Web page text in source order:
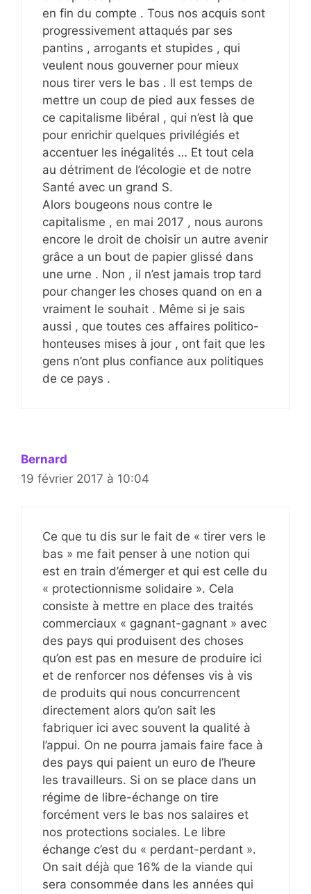
en fin du compte . Tous nos acquis sont
progressivement attaqués par ses
pantins , arrogants et stupides , qui
veulent nous gouverner pour mieux
nous tirer vers le bas . Il est temps de
mettre un coup de pied aux fesses de
ce capitalisme libéral , qui n’est là que
pour enrichir quelques privilégiés et
accentuer les inégalités … Et tout cela
au détriment de l’écologie et de notre
Santé avec un grand S.
Alors bougeons nous contre le
capitalisme , en mai 2017 , nous aurons
encore le droit de choisir un autre avenir
grâce a un bout de papier glissé dans
une urne . Non , il n’est jamais trop tard
pour changer les choses quand on en a
vraiment le souhait . Même si je sais
aussi , que toutes ces affaires politico-
honteuses mises à jour , ont fait que les
gens n’ont plus confiance aux politiques
de ce pays .
Bernard
19 février 2017 à 10:04
Ce que tu dis sur le fait de « tirer vers le
bas » me fait penser à une notion qui
est en train d’émerger et qui est celle du
« protectionnisme solidaire ». Cela
consiste à mettre en place des traités
commerciaux « gagnant-gagnant » avec
des pays qui produisent des choses
qu’on est pas en mesure de produire ici
et de renforcer nos défenses vis à vis
de produits qui nous concurrencent
directement alors qu’on sait les
fabriquer ici avec souvent la qualité à
l’appui. On ne pourra jamais faire face à
des pays qui paient un euro de l’heure
les travailleurs. Si on se place dans un
régime de libre-échange on tire
forcément vers le bas nos salaires et
nos protections sociales. Le libre
échange c’est du « perdant-perdant ».
On sait déjà que 16% de la viande qui
sera consommée dans les années qui